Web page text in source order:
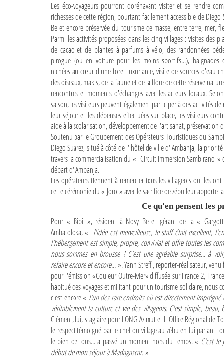
Les éco-voyageurs pourront dorénavant visiter et se rendre
richesses de cette région, pourtant facilement accessible de Diego
Be et encore préservée du tourisme de masse, entre terre, mer,
Parmi les activités proposées dans les cinq villages : visites des
de cacao et de plantes à parfums à vélo, des randonnées
pirogue (ou en voiture pour les moins sportifs...), baignades
nichées au cœur d'une foret luxuriante, visite de sources d'eau
des oiseaux, makis, de la faune et de la flore de cette réserve
rencontres et moments d'échanges avec les acteurs locaux.
saison, les visiteurs peuvent également participer à des activités
leur séjour et les dépenses effectuées sur place, les visiteurs
aide à la scolarisation, développement de l'artisanat, préservation
Soutenu par le Groupement des Opérateurs Touristiques du
Diego Suarez, situé à côté de l' hôtel de ville d' Ambanja, la
travers la commercialisation du « Circuit Immersion Sambirano
départ d' Ambanja.
Les opérateurs tiennent à remercier tous les villageois qui les
cette cérémonie du « Joro » avec le sacrifice de zébu leur apporte
Ce qu'en pensent les
Pour « Bibi », résident à Nosy Be et gérant de la «
Ambatoloka, « l'idée est merveilleuse, le staff était excellent,
l'hébergement est simple, propre, convivial et offre toutes les
nous sommes en brousse ! C'est une agréable surprise... à
refaire encore et encore...». Yann Streff , reporter-réalisateur,
pour l'émission «Couleur Outre-Mer» diffusée sur France 2,
habitué des voyages et militant pour un tourisme solidaire, nous
c'est encore « l'un des rare endroits où est directement
véritablement la culture et vie des villageois. C'est simple, beau,
Clément, lui, stagiaire pour l'ONG Azimut et l' Office Régional de
le respect témoigné par le chef du village au zébu en lui parlant
le bien de tous... a passé un moment hors du temps. « C'est le
début de mon séjour à Madagascar.»